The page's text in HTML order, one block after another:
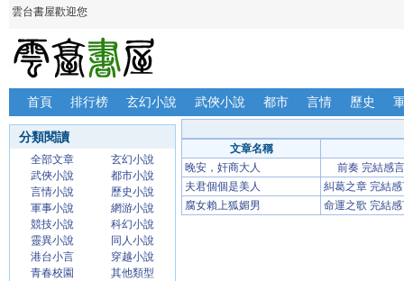
雲台書屋歡迎您
首頁 排行榜 玄幻小說 武俠小說 都市 言情 歷史
分類閱讀
全部文章
玄幻小說
武俠小說
都市小說
言情小說
歷史小說
軍事小說
網游小說
競技小說
科幻小說
靈異小說
同人小說
港台小言
穿越小說
青春校園
其他類型
文章名稱
晚安，奸商大人
前奏 完結感言
夫君個個是美人
糾葛之章 完結
腐女賴上狐媚男
命運之歌 完結